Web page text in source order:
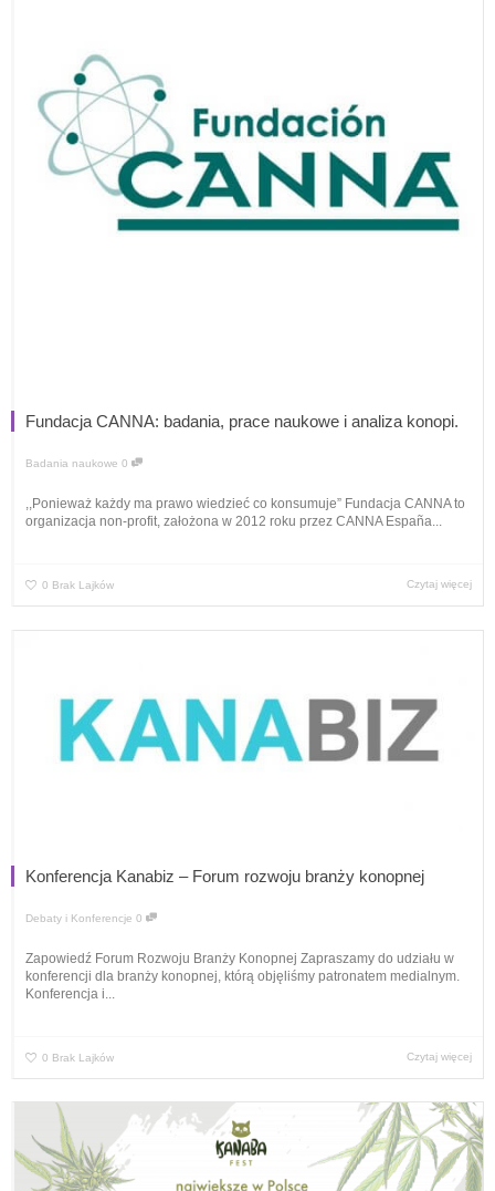
Fundacja CANNA: badania, prace naukowe i analiza konopi.
Badania naukowe 0
,,Ponieważ każdy ma prawo wiedzieć co konsumuje” Fundacja CANNA to
organizacja non-profit, założona w 2012 roku przez CANNA España...
0 Brak Lajków Czytaj więcej
Konferencja Kanabiz – Forum rozwoju branży konopnej
Debaty i Konferencje 0
Zapowiedź Forum Rozwoju Branży Konopnej Zapraszamy do udziału w
konferencji dla branży konopnej, którą objęliśmy patronatem medialnym.
Konferencja i...
0 Brak Lajków Czytaj więcej